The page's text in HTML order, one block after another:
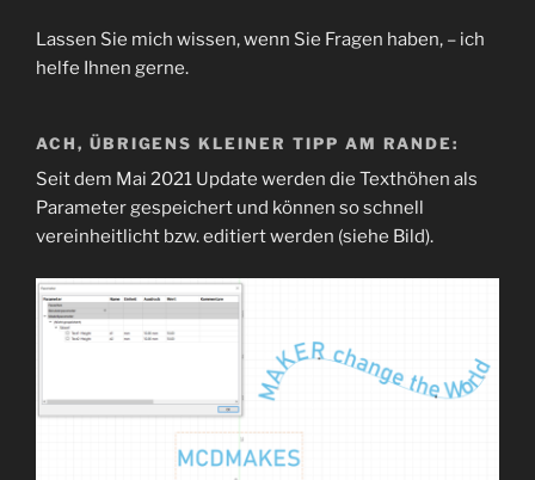
Lassen Sie mich wissen, wenn Sie Fragen haben, – ich
helfe Ihnen gerne.
ACH, ÜBRIGENS KLEINER TIPP AM RANDE:
Seit dem Mai 2021 Update werden die Texthöhen als
Parameter gespeichert und können so schnell
vereinheitlicht bzw. editiert werden (siehe Bild).